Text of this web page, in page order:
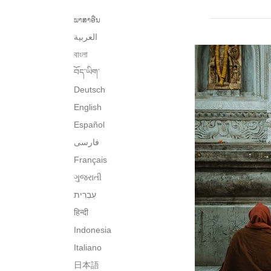
ພາສາອື່ນ
العربية
বাংলা
བོད་ཡིག་
Deutsch
English
Español
فارسی
Français
ગુજરાતી
हिन्दी
Indonesia
Italiano
日本語